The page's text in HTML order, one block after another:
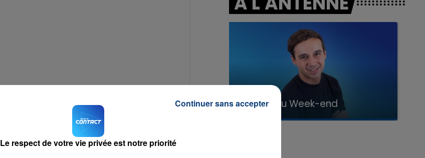
La Team du Week-end La Team du Week-end
Le respect de votre vie privée est notre priorité
Continuer sans accepter